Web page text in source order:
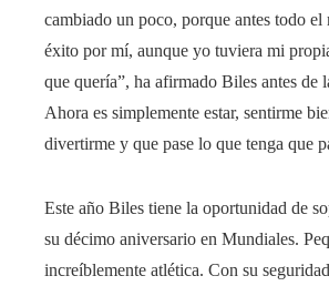
cambiado un poco, porque antes todo
éxito por mí, aunque yo tuviera mi
que quería”, ha afirmado Biles antes de
Ahora es simplemente estar, sentirme
divertirme y que pase lo que tenga que
Este año Biles tiene la oportunidad de
su décimo aniversario en Mundiales.
increíblemente atlética. Con su